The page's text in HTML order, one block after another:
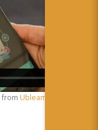
from Ubleam